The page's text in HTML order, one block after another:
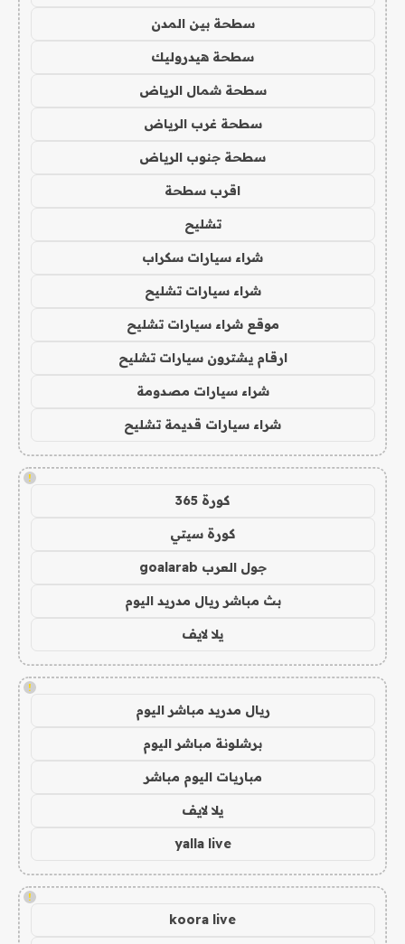
سطحة بين المدن
سطحة هيدروليك
سطحة شمال الرياض
سطحة غرب الرياض
سطحة جنوب الرياض
اقرب سطحة
تشليح
شراء سيارات سكراب
شراء سيارات تشليح
موقع شراء سيارات تشليح
ارقام يشترون سيارات تشليح
شراء سيارات مصدومة
شراء سيارات قديمة تشليح
!
كورة 365
كورة سيتي
جول العرب goalarab
بث مباشر ريال مدريد اليوم
يلا لايف
!
ريال مدريد مباشر اليوم
برشلونة مباشر اليوم
مباريات اليوم مباشر
يلا لايف
yalla live
!
koora live